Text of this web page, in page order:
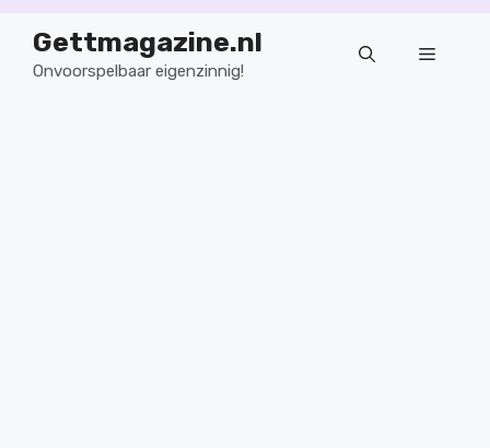
naarGettmagazine.nl
Onvoorspelbaar eigenzinnig!
Menu